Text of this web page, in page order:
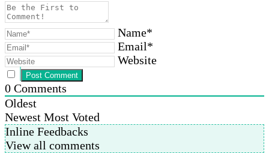
Name*
Email*
Website
0 Comments
Oldest
Newest Most Voted
Inline Feedbacks
View all comments